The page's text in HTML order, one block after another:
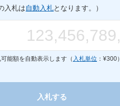
入札は自動入札となります。）
能額を自動表示します（ 入札単位 ：¥300）